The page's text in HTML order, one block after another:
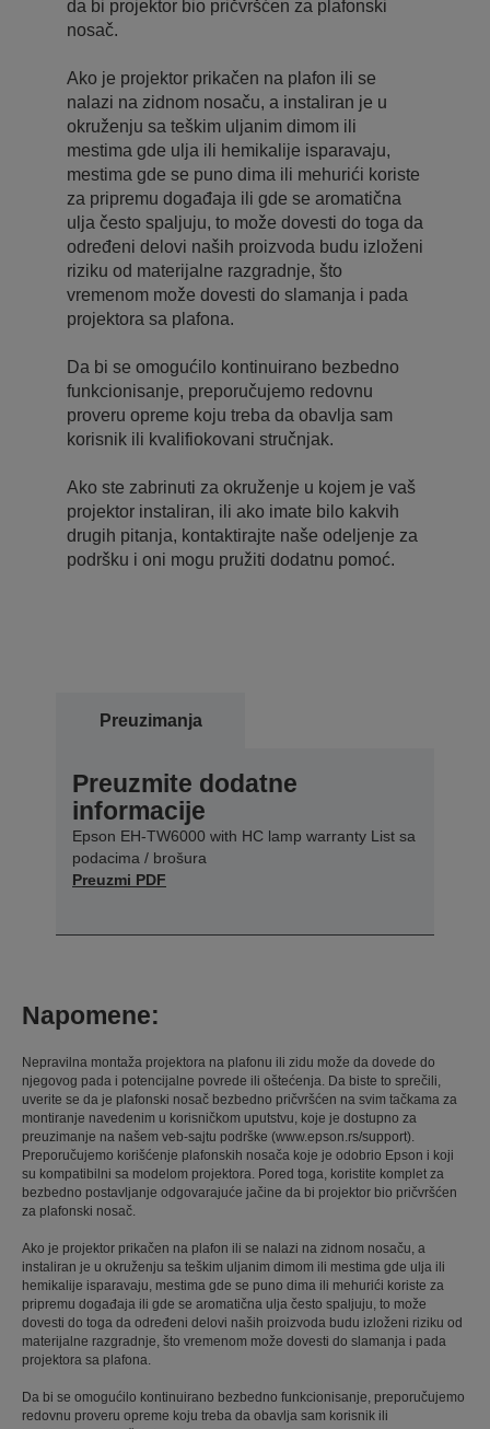
da bi projektor bio pričvršćen za plafonski
nosač.
Ako je projektor prikačen na plafon ili se
nalazi na zidnom nosaču, a instaliran je u
okruženju sa teškim uljanim dimom ili
mestima gde ulja ili hemikalije isparavaju,
mestima gde se puno dima ili mehurići koriste
za pripremu događaja ili gde se aromatična
ulja često spaljuju, to može dovesti do toga da
određeni delovi naših proizvoda budu izloženi
riziku od materijalne razgradnje, što
vremenom može dovesti do slamanja i pada
projektora sa plafona.
Da bi se omogućilo kontinuirano bezbedno
funkcionisanje, preporučujemo redovnu
proveru opreme koju treba da obavlja sam
korisnik ili kvalifiokovani stručnjak.
Ako ste zabrinuti za okruženje u kojem je vaš
projektor instaliran, ili ako imate bilo kakvih
drugih pitanja, kontaktirajte naše odeljenje za
podršku i oni mogu pružiti dodatnu pomoć.
Preuzimanja
Preuzmite dodatne
informacije
Epson EH-TW6000 with HC lamp warranty List sa
podacima / brošura
Preuzmi PDF
Napomene:
Nepravilna montaža projektora na plafonu ili zidu može da dovede do
njegovog pada i potencijalne povrede ili oštećenja. Da biste to sprečili,
uverite se da je plafonski nosač bezbedno pričvršćen na svim tačkama za
montiranje navedenim u korisničkom uputstvu, koje je dostupno za
preuzimanje na našem veb-sajtu podrške (www.epson.rs/support).
Preporučujemo korišćenje plafonskih nosača koje je odobrio Epson i koji
su kompatibilni sa modelom projektora. Pored toga, koristite komplet za
bezbedno postavljanje odgovarajuće jačine da bi projektor bio pričvršćen
za plafonski nosač.
Ako je projektor prikačen na plafon ili se nalazi na zidnom nosaču, a
instaliran je u okruženju sa teškim uljanim dimom ili mestima gde ulja ili
hemikalije isparavaju, mestima gde se puno dima ili mehurići koriste za
pripremu događaja ili gde se aromatična ulja često spaljuju, to može
dovesti do toga da određeni delovi naših proizvoda budu izloženi riziku od
materijalne razgradnje, što vremenom može dovesti do slamanja i pada
projektora sa plafona.
Da bi se omogućilo kontinuirano bezbedno funkcionisanje, preporučujemo
redovnu proveru opreme koju treba da obavlja sam korisnik ili